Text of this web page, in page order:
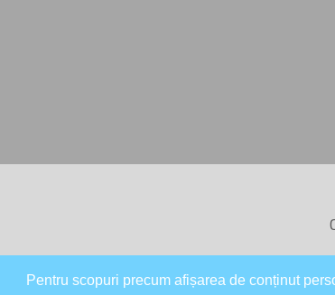
Pentru scopuri precum afișarea de conținut